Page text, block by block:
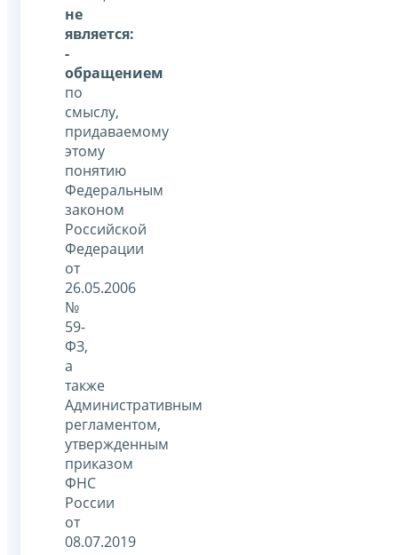
не
является:
-
обращением
по
смыслу,
придаваемому
этому
понятию
Федеральным
законом
Российской
Федерации
от
26.05.2006
№
59-
ФЗ,
а
также
Административным
регламентом,
утвержденным
приказом
ФНС
России
от
08.07.2019